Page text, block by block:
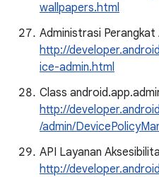
wallpapers.html
Administrasi Perangkat
http://
ice-admin.html
Class
http://
/admin/
API Layanan
http://